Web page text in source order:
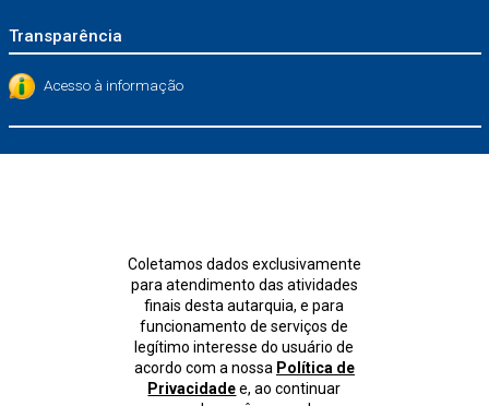
Transparência
Acesso à informação
Coletamos dados exclusivamente
para atendimento das atividades
finais desta autarquia, e para
funcionamento de serviços de
legítimo interesse do usuário de
acordo com a nossa Política de
Privacidadee, ao continuar